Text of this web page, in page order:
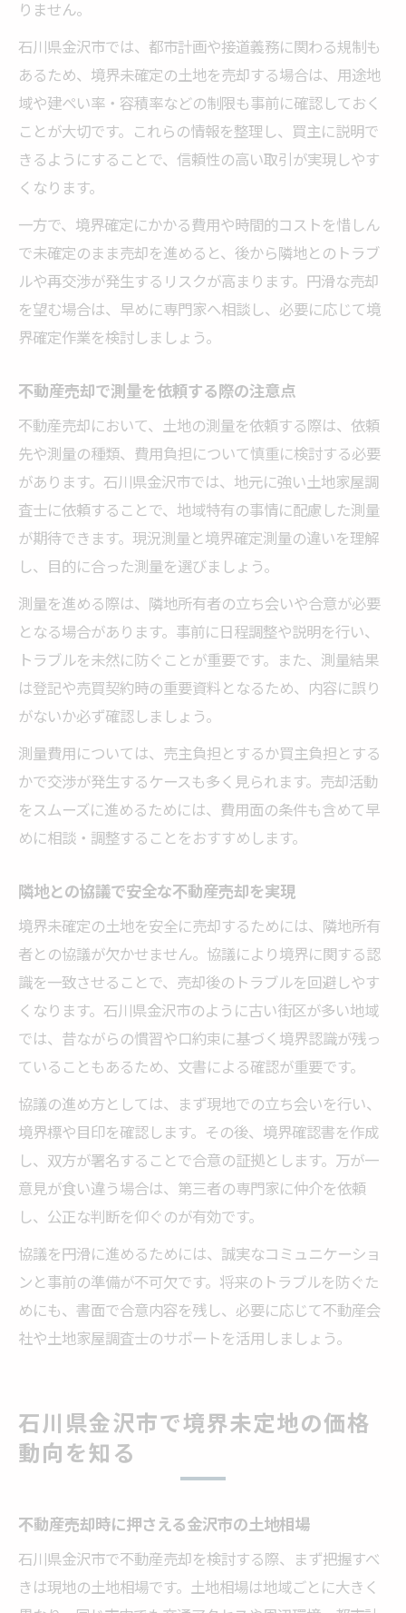
りません。
石川県金沢市では、都市計画や接道義務に関わる規制も
あるため、境界未確定の土地を売却する場合は、用途地
域や建ぺい率・容積率などの制限も事前に確認しておく
ことが大切です。これらの情報を整理し、買主に説明で
きるようにすることで、信頼性の高い取引が実現しやす
くなります。
一方で、境界確定にかかる費用や時間的コストを惜しん
で未確定のまま売却を進めると、後から隣地とのトラブ
ルや再交渉が発生するリスクが高まります。円滑な売却
を望む場合は、早めに専門家へ相談し、必要に応じて境
界確定作業を検討しましょう。
不動産売却で測量を依頼する際の注意点
不動産売却において、土地の測量を依頼する際は、依頼
先や測量の種類、費用負担について慎重に検討する必要
があります。石川県金沢市では、地元に強い土地家屋調
査士に依頼することで、地域特有の事情に配慮した測量
が期待できます。現況測量と境界確定測量の違いを理解
し、目的に合った測量を選びましょう。
測量を進める際は、隣地所有者の立ち会いや合意が必要
となる場合があります。事前に日程調整や説明を行い、
トラブルを未然に防ぐことが重要です。また、測量結果
は登記や売買契約時の重要資料となるため、内容に誤り
がないか必ず確認しましょう。
測量費用については、売主負担とするか買主負担とする
かで交渉が発生するケースも多く見られます。売却活動
をスムーズに進めるためには、費用面の条件も含めて早
めに相談・調整することをおすすめします。
隣地との協議で安全な不動産売却を実現
境界未確定の土地を安全に売却するためには、隣地所有
者との協議が欠かせません。協議により境界に関する認
識を一致させることで、売却後のトラブルを回避しやす
くなります。石川県金沢市のように古い街区が多い地域
では、昔ながらの慣習や口約束に基づく境界認識が残っ
ていることもあるため、文書による確認が重要です。
協議の進め方としては、まず現地での立ち会いを行い、
境界標や目印を確認します。その後、境界確認書を作成
し、双方が署名することで合意の証拠とします。万が一
意見が食い違う場合は、第三者の専門家に仲介を依頼
し、公正な判断を仰ぐのが有効です。
協議を円滑に進めるためには、誠実なコミュニケーショ
ンと事前の準備が不可欠です。将来のトラブルを防ぐた
めにも、書面で合意内容を残し、必要に応じて不動産会
社や土地家屋調査士のサポートを活用しましょう。
石川県金沢市で境界未定地の価格
動向を知る
不動産売却時に押さえる金沢市の土地相場
石川県金沢市で不動産売却を検討する際、まず把握すべ
きは現地の土地相場です。土地相場は地域ごとに大きく